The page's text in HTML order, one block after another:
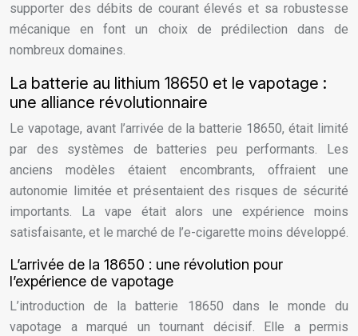
supporter des débits de courant élevés et sa robustesse
mécanique en font un choix de prédilection dans de
nombreux domaines.
La batterie au lithium 18650 et le vapotage :
une alliance révolutionnaire
Le vapotage, avant l’arrivée de la batterie 18650, était limité
par des systèmes de batteries peu performants. Les
anciens modèles étaient encombrants, offraient une
autonomie limitée et présentaient des risques de sécurité
importants. La vape était alors une expérience moins
satisfaisante, et le marché de l’e-cigarette moins développé.
L’arrivée de la 18650 : une révolution pour
l’expérience de vapotage
L’introduction de la batterie 18650 dans le monde du
vapotage a marqué un tournant décisif. Elle a permis